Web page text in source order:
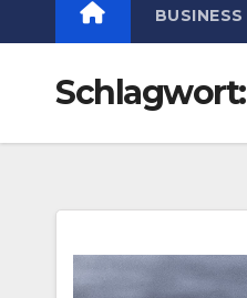
BUSINESS
Schlagwort: